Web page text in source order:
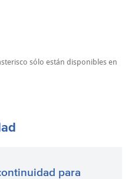
sólo están disponibles en
para